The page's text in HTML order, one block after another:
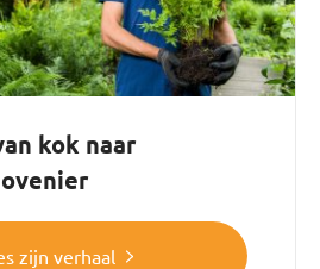
kok naar
zijn verhaal